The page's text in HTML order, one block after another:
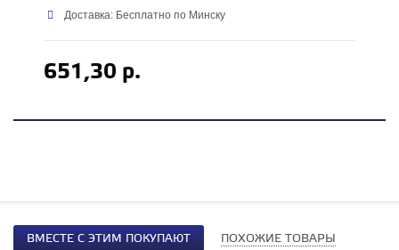
Доставка: Бесплатно по Минску
651,30 р.
ВМЕСТЕ С ЭТИМ ПОКУПАЮТ ПОХОЖИЕ ТОВАРЫ